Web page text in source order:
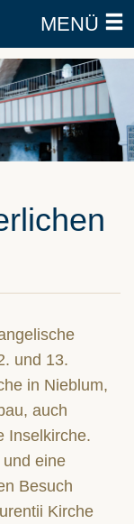
MENÜ
und 13.
in Nieblum,
auch
Inselkirche.
eine
Besuch
Kirche